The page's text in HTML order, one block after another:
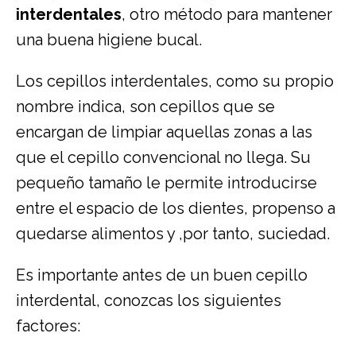
interdentales, otro método para mantener
una buena higiene bucal.
Los cepillos interdentales, como su propio
nombre indica, son cepillos que se
encargan de limpiar aquellas zonas a las
que el cepillo convencional no llega. Su
pequeño tamaño le permite introducirse
entre el espacio de los dientes, propenso a
quedarse alimentos y ,por tanto, suciedad.
Es importante antes de un buen cepillo
interdental, conozcas los siguientes
factores: